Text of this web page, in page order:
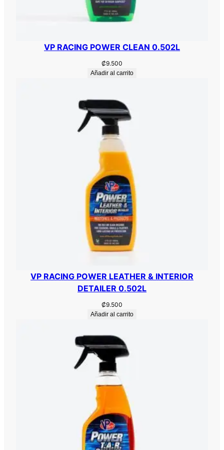
VP RACING POWER CLEAN 0.502L
₡9.500
Añadir al carrito
VP RACING POWER LEATHER & INTERIOR
DETAILER 0.502L
₡9.500
Añadir al carrito